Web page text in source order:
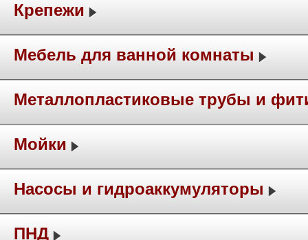
Крепежи
Мебель для ванной комнаты
Металлопластиковые трубы и
Мойки
Насосы и гидроаккумуляторы
ПНД